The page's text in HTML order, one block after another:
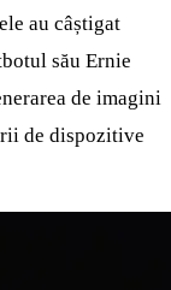
au câștigat
său Ernie
de imagini
de dispozitive